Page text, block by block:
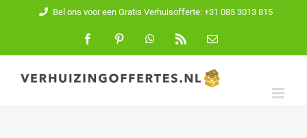
inhoud
Bel ons voor een Gratis Verhuisofferte: +31 085 3013 815
FacebookPinterest WhatsApp
E-